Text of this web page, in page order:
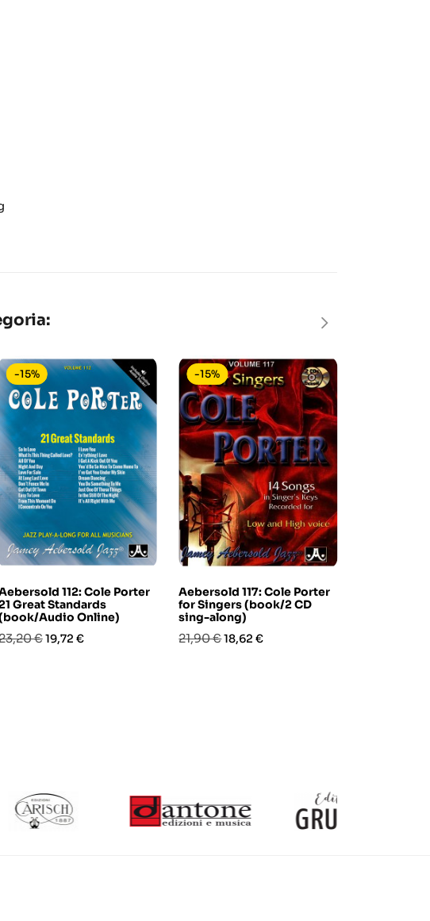
112: Cole Porter
Great Standards
Audio Online)
€Prezzo
19,72 €
-15%
Aebersold 117: Cole Porter
for Singers (book/2 CD
sing-along)
Prezzo
21,90 €Prezzo
18,62 €
-15%